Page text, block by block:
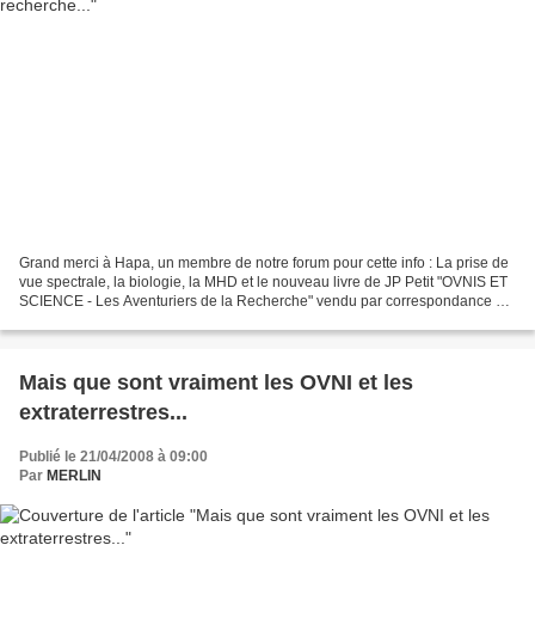
Grand merci à Hapa, un membre de notre forum pour cette info : La prise de
vue spectrale, la biologie, la MHD et le nouveau livre de JP Petit "OVNIS ET
SCIENCE - Les Aventuriers de la Recherche" vendu par correspondance au
Mais que sont vraiment les OVNI et les
extraterrestres...
Publié le 21/04/2008 à 09:00
Par MERLIN